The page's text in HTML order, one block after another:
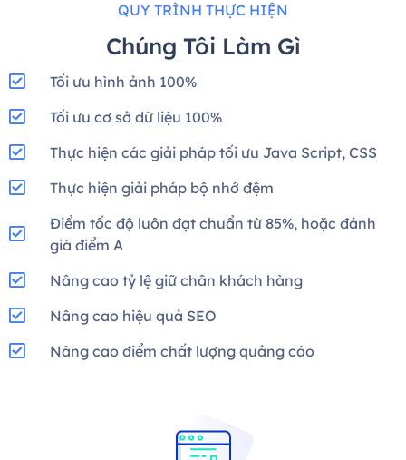
QUY TRÌNH THỰC HIỆN
Chúng Tôi Làm Gì
Tối ưu hình ảnh 100%
Tối ưu cơ sở dữ liệu 100%
Thực hiện các giải pháp tối ưu Java Script, CSS
Thực hiện giải pháp bộ nhớ đệm
Điểm tốc độ luôn đạt chuẩn từ 85%, hoặc đánh
giá điểm A
Nâng cao tỷ lệ giữ chân khách hàng
Nâng cao hiệu quả SEO
Nâng cao điểm chất lượng quảng cáo